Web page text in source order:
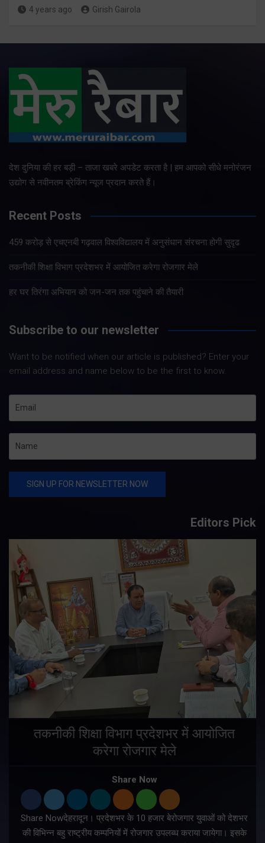
4 years ago Girish Gairola
देश दुनिया की हर बड़ी – ताजा खबरे अपडेट करता है | हम आपको सीधे मनोरंजन
उद्योग से नवीनतम ब्रेकिंग न्यूज प्रदान करते हैं।
Recent Posts
459 करोड़ से एचएनबी गढ़वाल विश्वविद्यालय में अनुसंधान संरचना होगी सुदृढ
तकनीकी शिक्षा विभाग प्रदेशभर में आयोजित करेगा रोजगार मेले
हर घर तिरंगा अभियान को जन-जन तक पहुंचाने की तैयारी
Subscribe to our newsletter
Want to be notified when our article is published? Enter your
email address and name below to be the first to know.
Editors Pick
तकनीकी शिक्षा विभाग प्रदेशभर में आयोजित
करेगा रोजगार मेले
Share Now
Share Nowदेहरादून। प्रदेशभर के 10 हजार बेरोजगार युवाओं को देशभर
की विभिन्न बहु राष्ट्रीय कम्पनियों में रोजगार उपलब्ध कराया जायेगा। इसके